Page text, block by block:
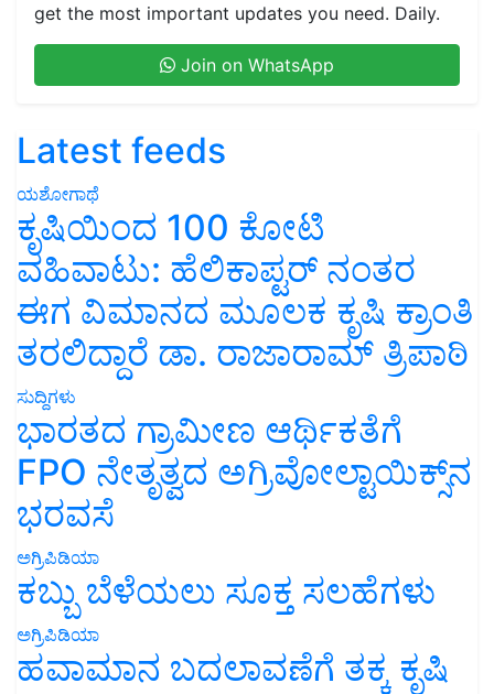
get the most important updates you need. Daily.
Join on WhatsApp
Latest feeds
ಯಶೋಗಾಥೆ
ಕೃಷಿಯಿಂದ 100 ಕೋಟಿ
ವಹಿವಾಟು: ಹೆಲಿಕಾಪ್ಟರ್ ನಂತರ
ಈಗ ವಿಮಾನದ ಮೂಲಕ ಕೃಷಿ ಕ್ರಾಂತಿ
ತರಲಿದ್ದಾರೆ ಡಾ. ರಾಜಾರಾಮ್ ತ್ರಿಪಾಠಿ
ಸುದ್ದಿಗಳು
ಭಾರತದ ಗ್ರಾಮೀಣ ಆರ್ಥಿಕತೆಗೆ
FPO ನೇತೃತ್ವದ ಅಗ್ರಿವೋಲ್ಟಾಯಿಕ್ಸ್‌ನ
ಭರವಸೆ
ಅಗ್ರಿಪಿಡಿಯಾ
ಕಬ್ಬು ಬೆಳೆಯಲು ಸೂಕ್ತ ಸಲಹೆಗಳು
ಅಗ್ರಿಪಿಡಿಯಾ
ಹವಾಮಾನ ಬದಲಾವಣೆಗೆ ತಕ್ಕ ಕೃಷಿ